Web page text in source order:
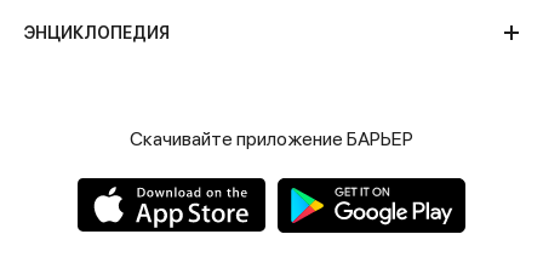
ЭНЦИКЛОПЕДИЯ
Скачивайте приложение БАРЬЕР